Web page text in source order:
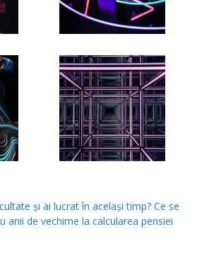
și ai lucrat în același timp? Ce se
anii de vechime la calcularea pensiei